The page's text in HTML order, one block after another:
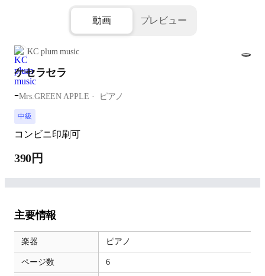
動画 プレビュー
KC plum music
ケセラセラ
-Mrs.GREEN APPLE ピアノ
中級
コンビニ印刷可
390円
主要情報
楽器 ピアノ
ページ数 6